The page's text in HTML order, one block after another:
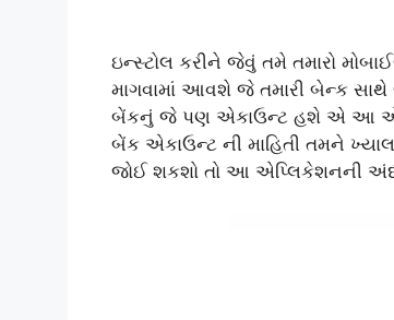
ઇન્સ્ટોલ કરીને જેવું તમે તમારો
માગવામાં આવશે જે તમારી બેન્ક
બેંકનું જે પણ એકાઉન્ટ હશે એ આ
બેંક એકાઉન્ટ ની માહિતી તમને
જોઈ શકશો તો આ એપ્લિકેશનની